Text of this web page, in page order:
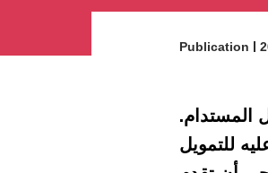
Publication
المستدام.
للتمويل